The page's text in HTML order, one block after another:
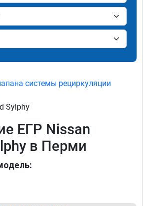
системы рециркуляции
Sylphy
ЕГР Nissan
в Перми